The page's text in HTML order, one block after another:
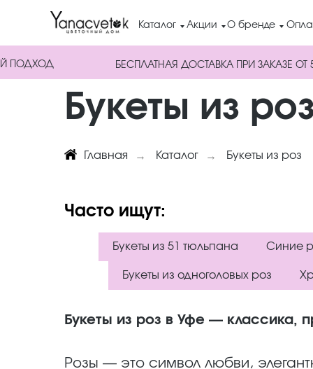
Каталог О бренде
Акции
БЕСПЛАТНАЯ ДОСТАВКА ПРИ ЗАКАЗЕ ОТ
ПОДХОД
Букеты из
Главная → Каталог → Букеты из роз
Часто ищут:
Букеты из 51 тюльпана Синие
Букеты из одноголовых роз
Букеты из роз в Уфе — классика,
Розы — это символ любви,